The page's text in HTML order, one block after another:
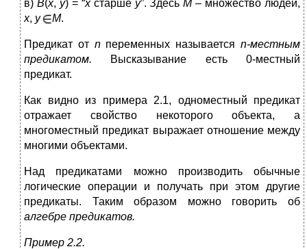
в) B(x, y) = “xстарше y”. ЗдесьM – множество людей,
x, y M.
Предикат от nпеременных называетсяn-местным
предикатом. Высказывание есть 0-местный
предикат.
Как видно из примера 2.1, одноместный предикат
отражает свойство некоторого объекта, а
многоместный предикат выражает отношение между
многими объектами.
Над предикатами можно производить обычные
логические операции и получать при этом другие
предикаты. Таким образом можно говорить об
алгебре предикатов.
Пример 2.2.